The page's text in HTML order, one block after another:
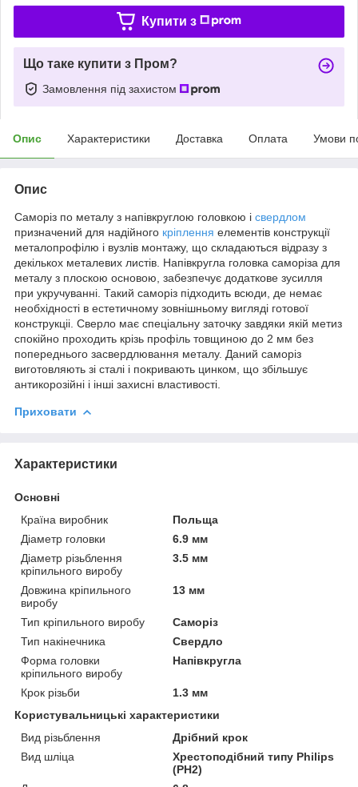
Купити з
Що таке купити з Пром?
Замовлення під захистом
Опис Характеристики Доставка Оплата Умови
Опис
Саморіз по металу з напівкруглою головкою і свердлом
призначений для надійного кріплення елементів конструкції
металопрофілю і вузлів монтажу, що складаються відразу з
декількох металевих листів. Напівкругла головка саморіза для
металу з плоскою основою, забезпечує додаткове зусилля
при укручуванні. Такий саморіз підходить всюди, де немає
необхідності в естетичному зовнішньому вигляді готової
конструкціі. Сверло має спеціальну заточку завдяки якій метиз
спокійно проходить крізь профіль товщиною до 2 мм без
попереднього засвердлювання металу. Даний саморіз
виготовляють зі сталі і покривають цинком, що збільшує
антикорозійні і інші захисні властивості.
Приховати
Характеристики
Основні
Країна виробник
Польща
Діаметр головки
6.9 мм
Діаметр різьблення
кріпильного виробу
3.5 мм
Довжина кріпильного
виробу
13 мм
Тип кріпильного виробу
Саморіз
Тип накінечника
Свердло
Форма головки
кріпильного виробу
Напівкругла
Крок різьби
1.3 мм
Користувальницькі характеристики
Вид різьблення
Дрібний крок
Вид шліца
Хрестоподібний типу Philips
(PH2)